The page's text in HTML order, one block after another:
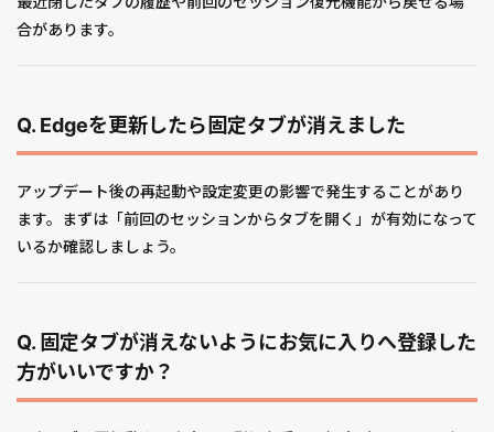
合があります。
Q. Edgeを更新したら固定タブが消えました
アップデート後の再起動や設定変更の影響で発生することがあり
ます。まずは「前回のセッションからタブを開く」が有効になって
いるか確認しましょう。
Q. 固定タブが消えないようにお気に入りへ登録した
方がいいですか？